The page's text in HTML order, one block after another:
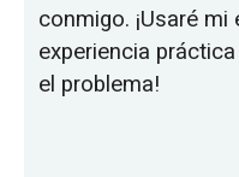
conmigo. ¡Usaré
experiencia
el problema!